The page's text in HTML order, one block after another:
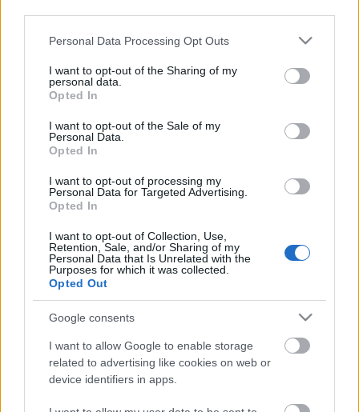
Please note that this website/app uses one or more Google
not limited to your visit or usage behaviour. You may click to
grant or deny consent to Google and its third-party tags to
use your data for below specified purposes in below Google
consent section.
Personal Data Processing Opt Outs
I want to opt-out of the Sharing of my
personal data.
Opted In
I want to opt-out of the Sale of my
Personal Data.
Opted In
I want to opt-out of processing my
Personal Data for Targeted Advertising.
Opted In
I want to opt-out of Collection, Use,
Retention, Sale, and/or Sharing of my
Personal Data that Is Unrelated with the
Purposes for which it was collected.
Opted Out
Google consents
I want to allow Google to enable storage
related to advertising like cookies on web or
device identifiers in apps.
Bodolay sokat rendezett külföldön is: Németország
állami színházaiban, valamint Nagyvárad, Kassa és
Komárom magyar színházaiban. Legutóbb
Wyspiański Menyegzőjét vitte színre a Teatr
Słowackiban, Krakkóban, ahol több mint száz évvel
ezelőtt a lengyel nemzeti dráma ősbemutatója volt.
Előadásait négyszer hívták meg a Pécsi Országos
Színházi Találkozó programjába, kétszer volt a
POSZT zsűrijének elnöke. Vendégként tanított a
szegedi bölcsészkaron és a Berlini Művészeti
Egyetemen. Az MTA Színház- és Filmtudományi
Bizottságának tagja. Számos színdarabot fordított,
prózai művek sorát alkalmazta sikerrel mai
színpadra.
Forrás:Szegedi Nemzeti Színház